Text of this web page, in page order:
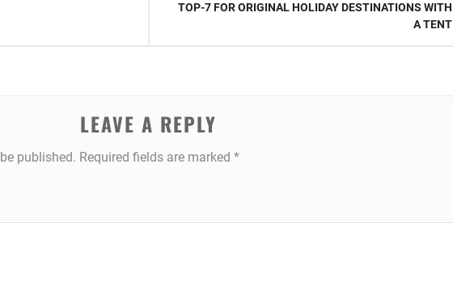
TOP-7 FOR ORIGINAL HOLIDAY DESTINATIONS WITH
A TENT
LEAVE A REPLY
published. Required fields are marked *